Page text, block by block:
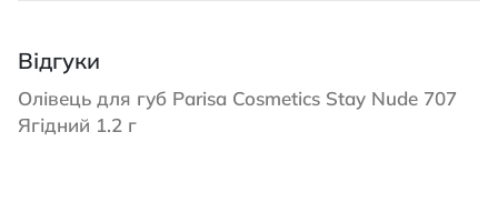
Відгуки
Олівець для губ Parisa Cosmetics Stay Nude 707
Ягідний 1.2 г